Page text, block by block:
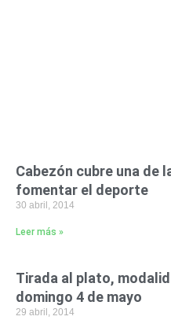
Cabezón cubre una de
fomentar el deporte
30 abril, 2014
Leer más »
Tirada al plato,
domingo 4 de mayo
29 abril, 2014